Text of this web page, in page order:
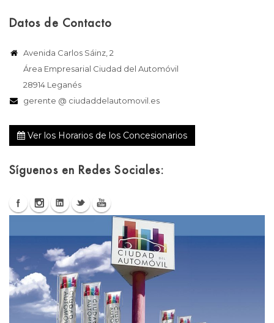
Datos de Contacto
Avenida Carlos Sáinz, 2
Área Empresarial Ciudad del Automóvil
28914 Leganés
gerente @ ciudaddelautomovil.es
Ver los Horarios de los Concesionarios
Síguenos en Redes Sociales: